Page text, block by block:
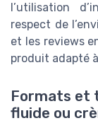
l’utilisation
respect de
et les reviews
produit adapté
Formats et
fluide ou